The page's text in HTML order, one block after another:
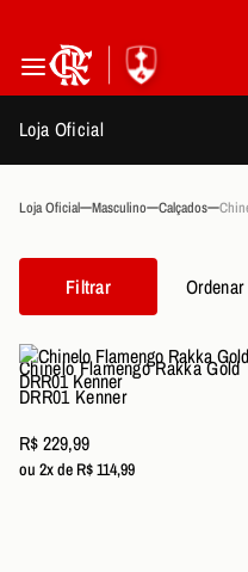
Loja Oficial
Loja Oficial Masculino Calçados
Filtrar
Chinelo Flamengo Rakka Gold
DRR01 Kenner
R$ 229,99
ou 2x de R$ 114,99